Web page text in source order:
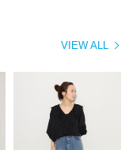
VIEW ALL